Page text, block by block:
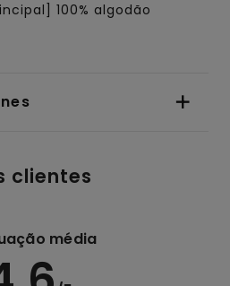
100% algodão
clientes
média